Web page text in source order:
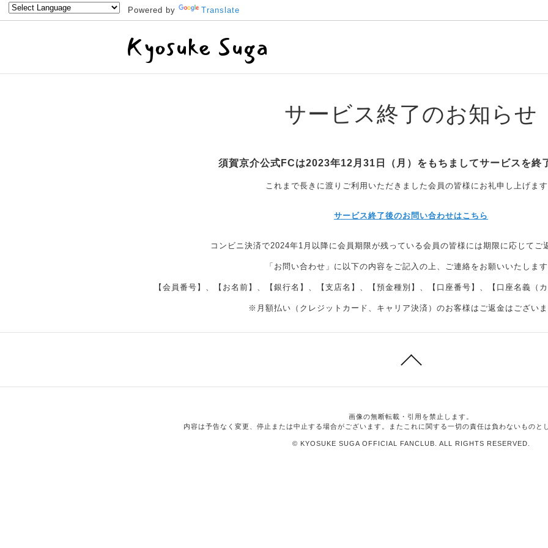
Powered by Translate
Kyosuke Suga
サービス終了のお知らせ
須賀京介公式FCは2023年12月31日（月）をもちましてサービスを終
これまで長きに渡りご利用いただきました会員の皆様にお礼申し上げます
サービス終了後のお問い合わせはこちら
コンビニ決済で2024年1月以降に会員期限が残っている会員の皆様には期限に応じてご
「お問い合わせ」に以下の内容をご記入の上、ご連絡をお願いいたします
【会員番号】、【お名前】、【銀行名】、【支店名】、【預金種別】、【口座番号】、【口座名義（
※月額払い（クレジットカード、キャリア決済）のお客様はご返金はございま
画像の無断転載・引用を禁止します。
内容は予告なく変更、停止または中止する場合がございます。またこれに関する一切の責任は負わないものと
© KYOSUKE SUGA OFFICIAL FANCLUB. ALL RIGHTS RESERVED.